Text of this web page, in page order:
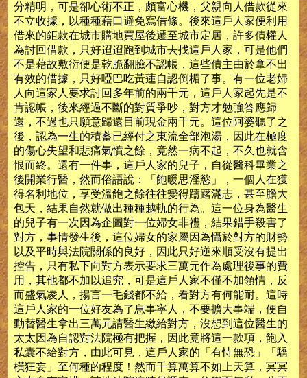
分精明，可是卻心術不正，頗富心機，父親向人借款從來
不立收據，以種種藉口避免寫借條。後來這戶人家便利用
借來的鉅款在城市購地買屋後遷至城市定居，許多債權人
為討回借款，只好迢迢跑到城市去找這戶人家，可是他們
不是藉故敷衍便是乾脆翻臉不認帳，這些債主由於拿不出
有效的借據，只好啞巴吃黃蓮自認倒楣了事。有一位老婦
人向這家人要求討回多年前的兩千元，這戶人家起先是不
肯認帳，後來經過不斷的對質爭吵，對方才勉強答應歸
還，不過也只願意歸還目前現金兩千元。這位阿婆聽了之
後，認為一生的積蓄已經付之東流全部泡湯，因此在極度
的傷心失望和悲痛氣憤之餘，竟然一病不起，不久也就含
恨而終。還有一件事，這戶人家的兒子，自從醫科畢業之
後開業行醫，然而俗語說：「飽暖思淫慾」，一個人在獲
得名利地位，享受溫飽之餘往往變得躊躇滿志，甚至膽大
包天，結果自然就做出種種越軌的行為。這一位身為醫生
的兒子有一次因為企圖對一位婦女非禮，結果錯手殺害了
對方，事情發生後，這位婦女的家屬因為懾於對方的財勢
以及平時與法院關係的良好，因此只好逆來順受沒有提出
控告，只有私下向對方表示要求三萬元作為處理後事的費
用，其他都不加以追究，可是這戶人家不僅不加領情，反
而盛氣凌人，揚言一毛錢都不給，看對方有何能耐。這時
這戶人家的一位好友為了息事寧人，不要擴大事端，便自
動替醫生拿出三萬元請醫生繳給對方，沒想到這位醫生的
太太因為自認對法院極有把握，因此竟將這一款項，飽入
私囊不給對方，由此可見，這戶人家的「有恃無恐」「驕
橫狂妄」至何種的程度！然而千算萬算不如上天算，冥冥